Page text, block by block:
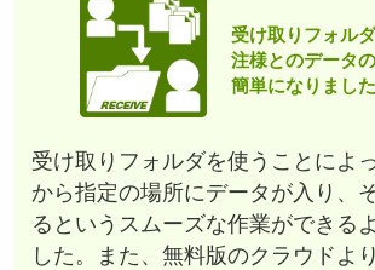
受け取りフォル
注様とのデータ
簡単になりました
受け取りフォルダを使うことによ
から指定の場所にデータが入り、
るというスムーズな作業ができる
した。また、無料版のクラウドよ